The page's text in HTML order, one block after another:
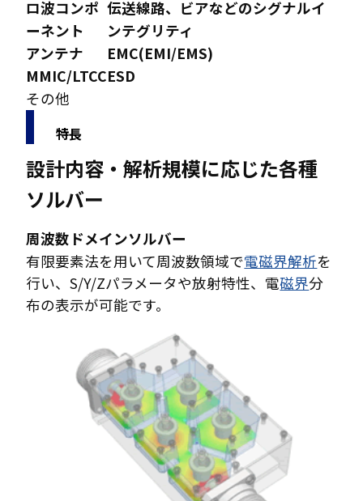
ロ波コンポ
ーネント
アンテナ
MMIC/LTCC
その他
伝送線路、ビアなどのシグナルイ
ンテグリティ
EMC(EMI/EMS)
ESD
特長
設計内容・解析規模に応じた各種
ソルバー
周波数ドメインソルバー
有限要素法を用いて周波数領域で電磁界解析を
行い、S/Y/Zパラメータや放射特性、電磁界分
布の表示が可能です。